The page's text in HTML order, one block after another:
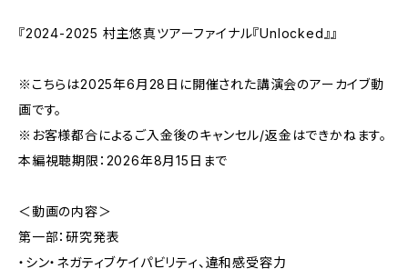
『2024-2025 村主悠真ツアーファイナル『Unlocked』』
※こちらは2025年6月28日に開催された講演会のアーカイブ動
画です。
※お客様都合によるご入金後のキャンセル/返金はできかねます。
本編視聴期限：2026年8月15日まで
＜動画の内容＞
第一部：研究発表
・シン・ネガティブケイパビリティ、違和感受容力